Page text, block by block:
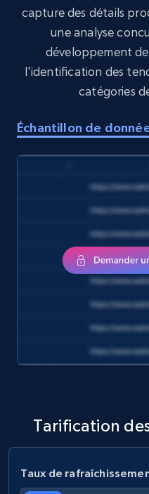
URL, Title amazon,
amazon, Currency
eCommerce
1.2K+ 132+
Zara - Products
Category id, Product
Currency, Colour
eCommerce
capture des détails
une analyse
développement
l'identification des
catégories
Échantillon de
Tarification
Taux de